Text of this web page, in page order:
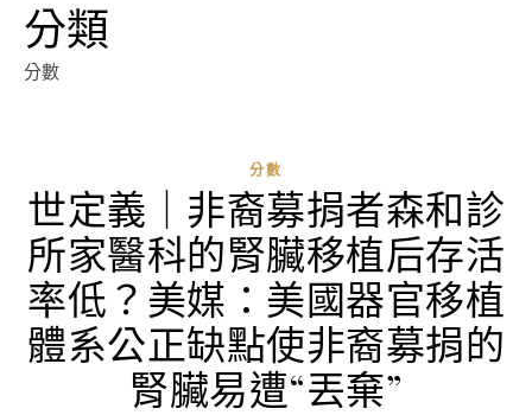
分類
分數
分數
世定義｜非裔募捐者森和診
所家醫科的腎臟移植后存活
率低？美媒：美國器官移植
體系公正缺點使非裔募捐的
腎臟易遭“丟棄”
0
評
論